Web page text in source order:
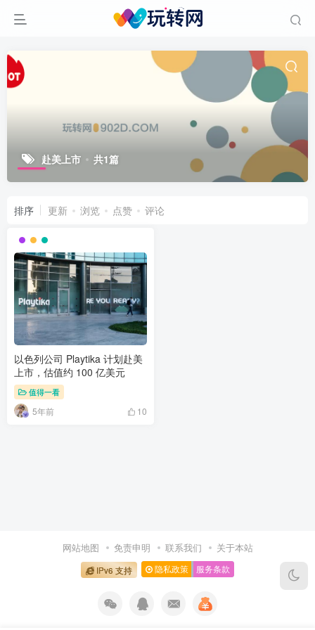
赴美上市 共1篇
排序 更新 浏览 点赞 评论
以色列公司 Playtika 计划赴美
上市，估值约 100 亿美元
值得一看
5年前 10
网站地图 免责申明 联系我们 关于本站
IPv6 支持 隐私政策 服务条款